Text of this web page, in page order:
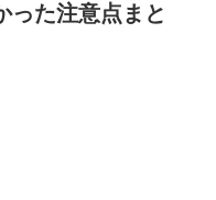
った注意点まと